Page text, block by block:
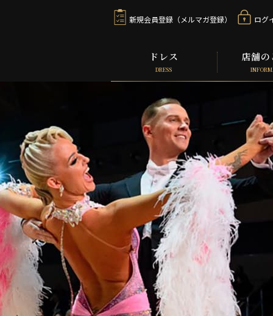
ドレス
DRESS
店舗
新規会員登録（メルマガ登録） ログ